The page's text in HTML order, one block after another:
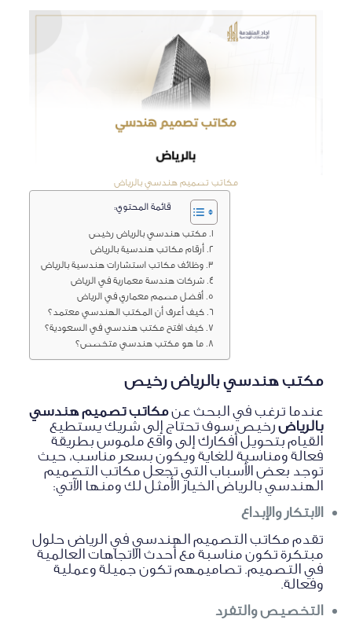
مكاتب تصميم هندسي بالرياض
قائمة المحتوي:
مكتب هندسي بالرياض رخيص
أرقام مكاتب هندسية بالرياض
وظائف مكاتب استشارات هندسية بالرياض
شركات هندسة معمارية في الرياض
أفضل مصمم معماري في الرياض
كيف أعرف أن المكتب الهندسي معتمد؟
كيف افتح مكتب هندسي في السعودية؟
ما هو مكتب هندسي متخصص؟
مكتب هندسي بالرياض رخيص
عندما ترغب في البحث عنمكاتب تصميم هندسي
بالرياضرخيص سوف تحتاج إلى شريك يستطيع
القيام بتحويل أفكارك إلى واقع ملموس بطريقة
فعالة ومناسبة للغاية ويكون بسعر مناسب، حيث
توجد بعض الأسباب التي تجعل مكاتب التصميم
الهندسي بالرياض الخيار الأمثل لك ومنها الآتي:
الابتكار والإبداع
تقدم مكاتب التصميم الهندسي في الرياض حلول
مبتكرة تكون مناسبة مع أحدث الاتجاهات العالمية
في التصميم. تصاميمهم تكون جميلة وعملية
وفعالة.
التخصيص والتفرد